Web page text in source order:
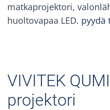
matkaprojektori,
huoltovapaa LED. pyydä
VIVITEK
projektori